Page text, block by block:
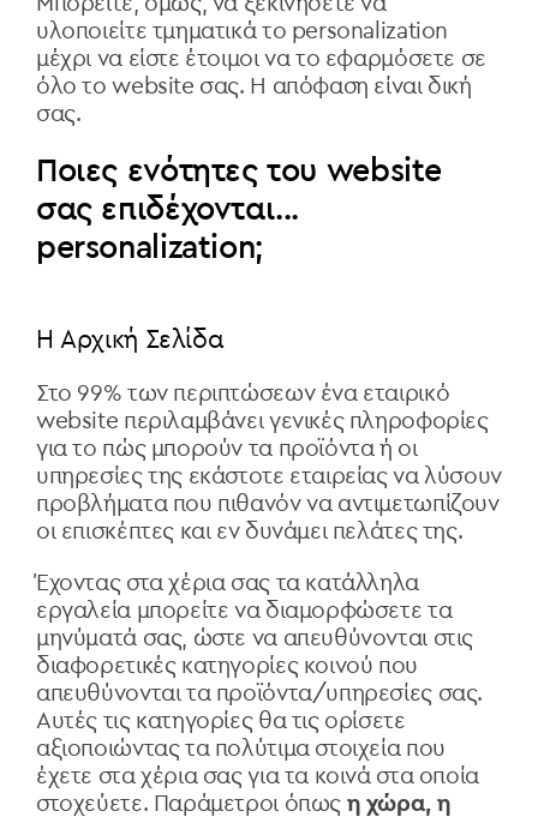
υλοποιείτε τμηματικά το personalization
μέχρι να είστε έτοιμοι να το εφαρμόσετε σε
όλο το website σας. Η απόφαση είναι δική
σας.
Ποιες ενότητες του website
σας επιδέχονται...
personalization;
Η Αρχική Σελίδα
Στο 99% των περιπτώσεων ένα εταιρικό
website περιλαμβάνει γενικές πληροφορίες
για το πώς μπορούν τα προϊόντα ή οι
υπηρεσίες της εκάστοτε εταιρείας να λύσουν
προβλήματα που πιθανόν να αντιμετωπίζουν
οι επισκέπτες και εν δυνάμει πελάτες της.
Έχοντας στα χέρια σας τα κατάλληλα
εργαλεία μπορείτε να διαμορφώσετε τα
μηνύματά σας, ώστε να απευθύνονται στις
διαφορετικές κατηγορίες κοινού που
απευθύνονται τα προϊόντα/υπηρεσίες σας.
Αυτές τις κατηγορίες θα τις ορίσετε
αξιοποιώντας τα πολύτιμα στοιχεία που
έχετε στα χέρια σας για τα κοινά στα οποία
στοχεύετε. Παράμετροι όπως η χώρα, η